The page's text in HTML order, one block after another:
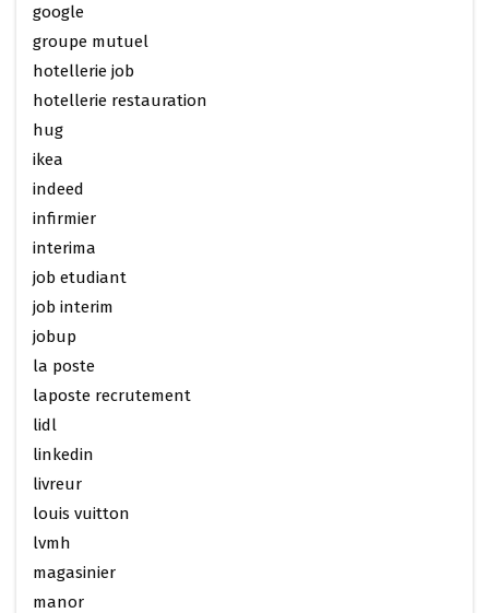
google
groupe mutuel
hotellerie job
hotellerie restauration
hug
ikea
indeed
infirmier
interima
job etudiant
job interim
jobup
la poste
laposte recrutement
lidl
linkedin
livreur
louis vuitton
lvmh
magasinier
manor